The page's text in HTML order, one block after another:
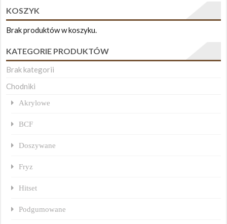
KOSZYK
Brak produktów w koszyku.
KATEGORIE PRODUKTÓW
Brak kategorii
Chodniki
Akrylowe
BCF
Doszywane
Fryz
Hitset
Podgumowane